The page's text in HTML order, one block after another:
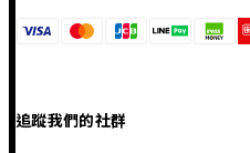
追蹤我們的社群